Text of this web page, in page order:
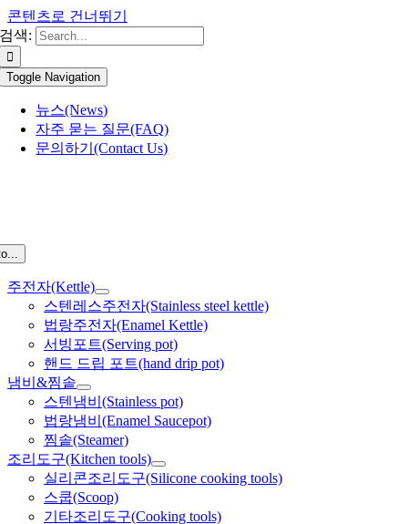
콘텐츠로 건너뛰기
검색:
Toggle Navigation
뉴스(News)
자주 묻는 질문(FAQ)
문의하기(Contact Us)
주전자(Kettle)
스텐레스주전자(Stainless steel kettle)
법랑주전자(Enamel Kettle)
서빙포트(Serving pot)
핸드 드립 포트(hand drip pot)
냄비&찜솥
스텐냄비(Stainless pot)
법랑냄비(Enamel Saucepot)
찜솥(Steamer)
조리도구(Kitchen tools)
실리콘조리도구(Silicone cooking tools)
스쿱(Scoop)
기타조리도구(Cooking tools)